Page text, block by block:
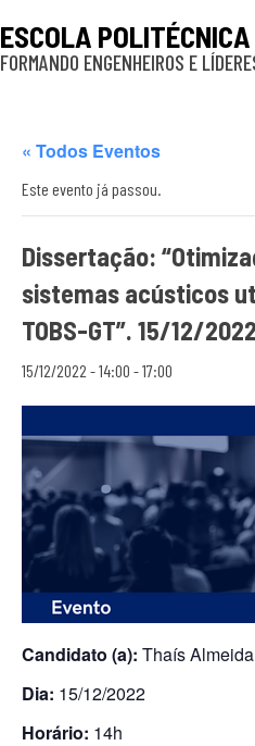
ESCOLA POLITÉCNICA
FORMANDO ENGENHEIROS E
« Todos Eventos
Este evento já passou.
Dissertação:
sistemas acústicos
TOBS-GT”. 15/12/
15/12/2022 - 14:00 -17:00
Candidato (a): Thaís
Dia: 15/12/2022
Horário: 14h